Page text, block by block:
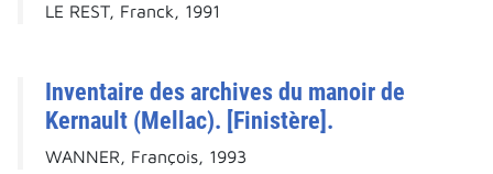
LE REST, Franck, 1991
Inventaire des archives du manoir de
Kernault (Mellac). [Finistère].
WANNER, François, 1993